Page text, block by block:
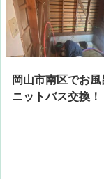
岡山市南区でお
ニットバス交換！